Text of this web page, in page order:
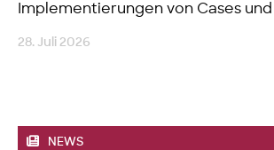
Implementierungen von Cases und
28. Juli 2026
NEWS